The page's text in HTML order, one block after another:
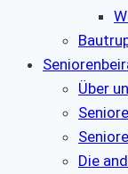
Über
Die